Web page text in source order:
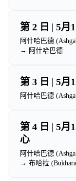
第 2 日 | 5月
阿什哈巴德
→ 阿什哈巴德
第 3 日 | 5月
阿什哈巴德
第 4 日 | 5月
心
阿什哈巴德
→ 布哈拉